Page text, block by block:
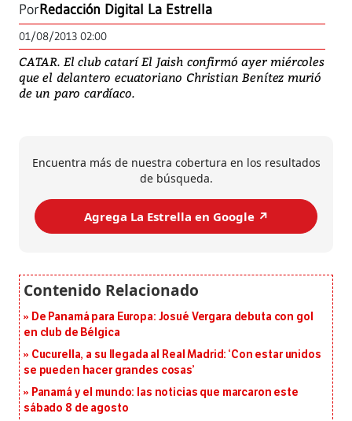
PorRedacción Digital La Estrella
01/08/2013 02:00
CATAR. El club catarí El Jaish confirmó ayer miércoles
que el delantero ecuatoriano Christian Benítez murió
de un paro cardíaco.
Encuentra más de nuestra cobertura en los resultados
de búsqueda.
Agrega La Estrella en Google ↗️
De Panamá para Europa: Josué Vergara debuta con gol
en club de Bélgica
Cucurella, a su llegada al Real Madrid: ‘Con estar unidos
se pueden hacer grandes cosas’
Panamá y el mundo: las noticias que marcaron este
sábado 8 de agosto